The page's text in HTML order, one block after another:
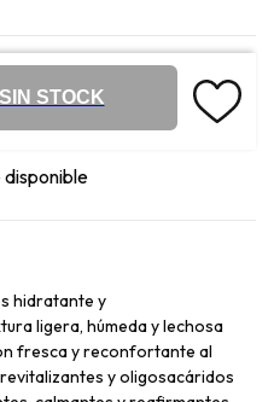
SIN STOCK
disponible
hidratante y
ligera, húmeda y lechosa
fresca y reconfortante al
y oligosacáridos